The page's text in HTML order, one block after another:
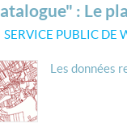
: Le
SERVICE PUBLIC DE
Les données